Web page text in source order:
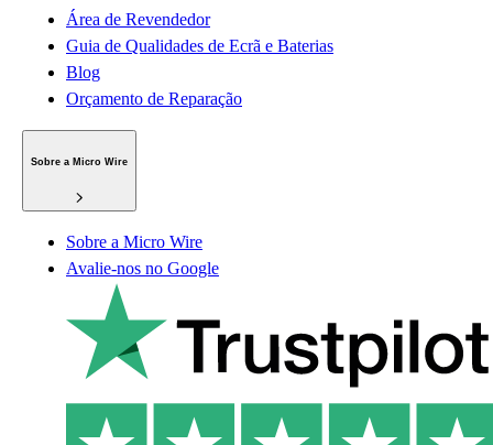
Área de Revendedor
Guia de Qualidades de Ecrã e Baterias
Blog
Orçamento de Reparação
Sobre a Micro Wire
Sobre a Micro Wire
Avalie-nos no Google